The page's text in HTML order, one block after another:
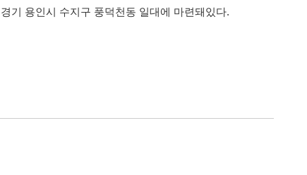
기 용인시 수지구 풍덕천동 일대에 마련돼있다.